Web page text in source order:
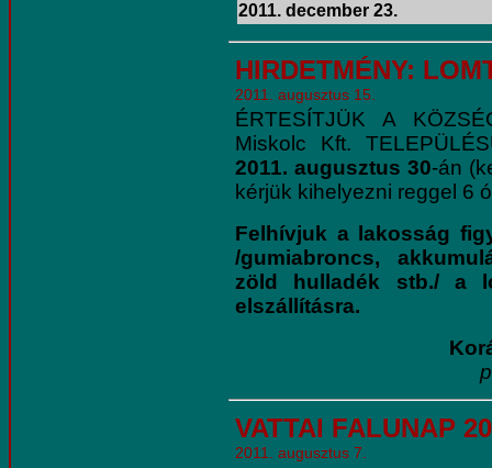
2011. december 23.
HIRDETMÉNY:
2011. augusztus 15.
ÉRTESÍTJÜK A
Miskolc Kft.
2011. augusztus 30-án
kérjük kihelyezni reggel 6
Felhívjuk a lakosság
/gumiabroncs,
zöld hulladék stb./ a
elszállításra.
VATTAI FALUNAP
2011. augusztus 7.